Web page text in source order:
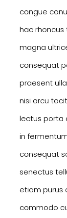
congue
hac rhoncus
magna
consequat
praesent
nisi arcu
lectus porta
in
consequat
senectus
etiam purus
commodo